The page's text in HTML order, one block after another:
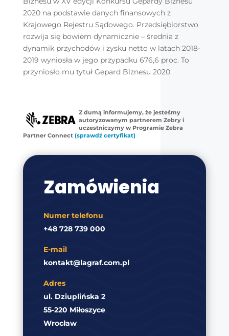
2020 na podstawie danych finansowych z
Krajowego Rejestru Sądowego. Przedsiębiorstwo
rozwija się bowiem dynamicznie – średnia z
dynamik przychodów i zysku netto w latach 2018-
2019 wyniosła w jego przypadku 676,6 proc. To
przyniosło mu tytuł Gepard Biznesu 2020.
Z dumą informujemy, że jesteśmy
autoryzowanym partnerem Zebry i
uczestniczymy w Programie Zebra
Partner Connect (sprawdź certyfikat)
Zamówienia
Numer telefonu
+48 728 739 000
E-mail
kontakt@lagraf.com.pl
Adres
ul. Dziuplińska 2
55-220 Miłoszyce
Wrocław